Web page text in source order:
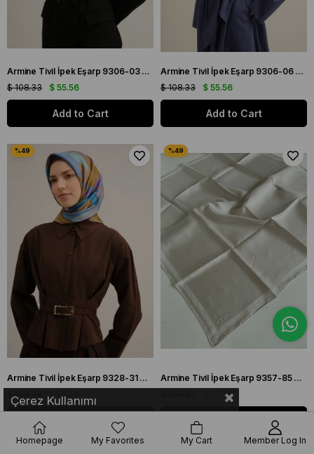
Armine Tivil İpek Eşarp 9306-03 Siyah Karışık Desen
$ 55.56
$ 108.33
Add to Cart
Armine Tivil İpek Eşarp 9306-06 Mor Karışık Desen
$ 55.56
$ 108.33
Add to Cart
Armine Tivil İpek Eşarp 9328-31 Hardal Sarı Karışık Desen
$ 55.56
$ 108.33
Armine Tivil İpek Eşarp 9357-85 Vizon Karışık Desen
$ 55.56
Çerez Kullanımı
Homepage My Favorites My Cart Member Log In